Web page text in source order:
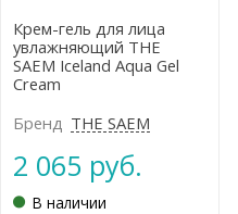
Крем-гель для лица
увлажняющий THE
SAEM Iceland Aqua Gel
Cream
Бренд THE SAEM
2 065 руб.
В наличии